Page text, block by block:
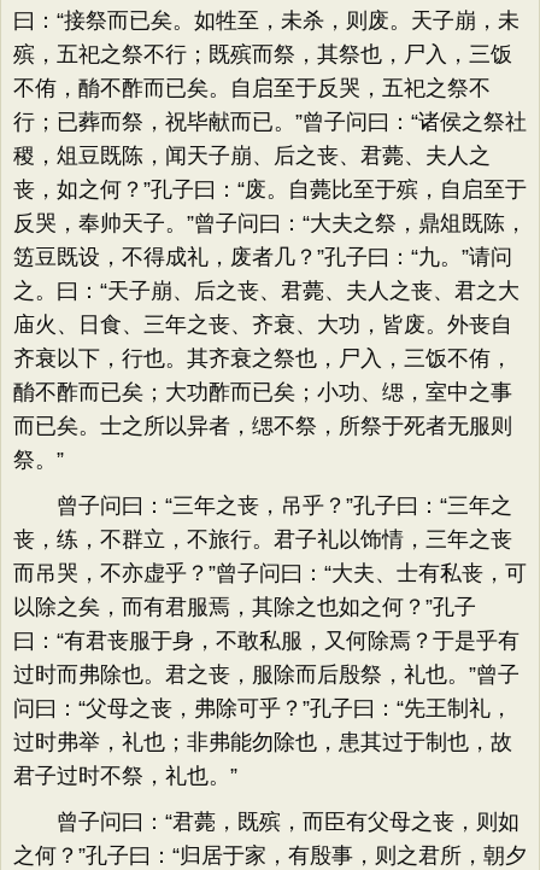
曰：“接祭而已矣。如牲至，未杀，则废。天子崩，未
殡，五祀之祭不行；既殡而祭，其祭也，尸入，三饭
不侑，酳不酢而已矣。自启至于反哭，五祀之祭不
行；已葬而祭，祝毕献而已。”曾子问曰：“诸侯之祭社
稷，俎豆既陈，闻天子崩、后之丧、君薨、夫人之
丧，如之何？”孔子曰：“废。自薨比至于殡，自启至于
反哭，奉帅天子。”曾子问曰：“大夫之祭，鼎俎既陈，
笾豆既设，不得成礼，废者几？”孔子曰：“九。”请问
之。曰：“天子崩、后之丧、君薨、夫人之丧、君之大
庙火、日食、三年之丧、齐衰、大功，皆废。外丧自
齐衰以下，行也。其齐衰之祭也，尸入，三饭不侑，
酳不酢而已矣；大功酢而已矣；小功、缌，室中之事
而已矣。士之所以异者，缌不祭，所祭于死者无服则
祭。”
曾子问曰：“三年之丧，吊乎？”孔子曰：“三年之
丧，练，不群立，不旅行。君子礼以饰情，三年之丧
而吊哭，不亦虚乎？”曾子问曰：“大夫、士有私丧，可
以除之矣，而有君服焉，其除之也如之何？”孔子
曰：“有君丧服于身，不敢私服，又何除焉？于是乎有
过时而弗除也。君之丧，服除而后殷祭，礼也。”曾子
问曰：“父母之丧，弗除可乎？”孔子曰：“先王制礼，
过时弗举，礼也；非弗能勿除也，患其过于制也，故
君子过时不祭，礼也。”
曾子问曰：“君薨，既殡，而臣有父母之丧，则如
之何？”孔子曰：“归居于家，有殷事，则之君所，朝夕